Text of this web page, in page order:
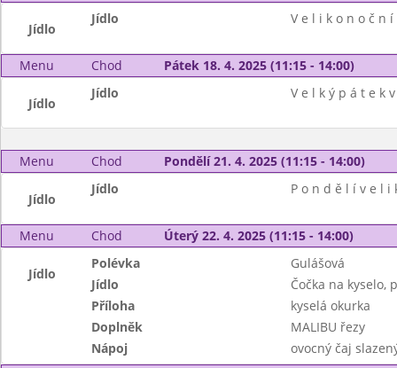
Jídlo
Jídlo V e l i k o n o č n
Menu Chod Pátek 18. 4. 2025 (11:15 - 14:00)
Jídlo
Jídlo V e l k ý p á t e k
Menu Chod Pondělí 21. 4. 2025 (11:15 - 14:00)
Jídlo
Jídlo P o n d ě l í v e l i
Menu Chod Úterý 22. 4. 2025 (11:15 - 14:00)
Jídlo
Polévka
Gulášová
Jídlo
Čočka na kyselo,
Příloha
kyselá okurka
Doplněk
MALIBU řezy
Nápoj
ovocný čaj